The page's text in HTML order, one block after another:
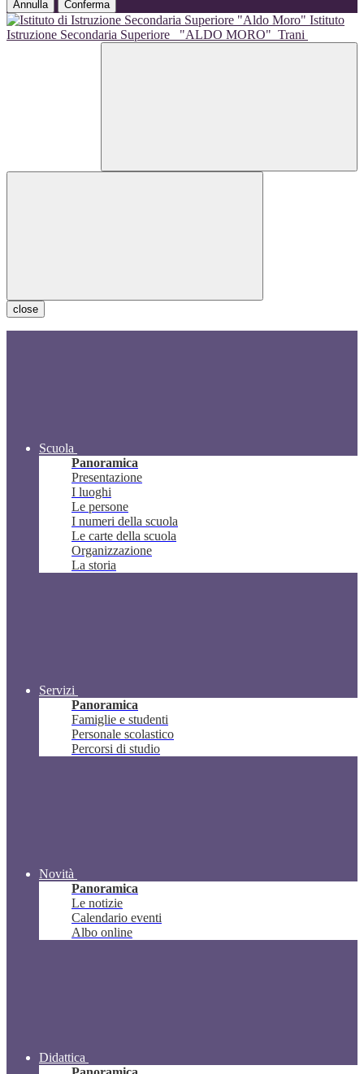
Annulla Conferma
Istituto
Istruzione Secondaria Superiore
"ALDO MORO" Trani
close
Scuola
Panoramica
Presentazione
I luoghi
Le persone
I numeri della scuola
Le carte della scuola
Organizzazione
La storia
Servizi
Panoramica
Famiglie e studenti
Personale scolastico
Percorsi di studio
Novità
Panoramica
Le notizie
Calendario eventi
Albo online
Didattica